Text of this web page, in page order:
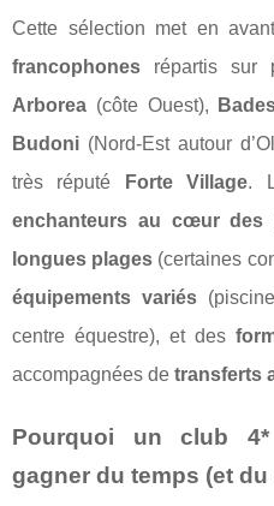
Cette sélection met en
francophones répartis sur
Arborea (côte Ouest),
Budoni (Nord‑Est autour
très réputé
Forte Village.
enchanteurs au cœur des
longues plages (certaines
équipements variés
centre équestre), et des
accompagnées de transferts
Pourquoi un club
gagner du temps (et